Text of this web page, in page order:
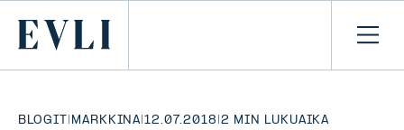
Primary
Avaa
BLOGIT | MARKKINA|12.07.2018 |2 MIN LUKUAIKA